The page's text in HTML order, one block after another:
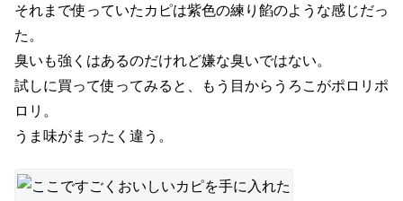
それまで使っていたカピは紫色の練り餡のような感じだっ
た。
臭いも強くはあるのだけれど嫌な臭いではない。
試しに買って使ってみると、もう目からうろこがポロリポ
ロリ。
うま味がまったく違う。